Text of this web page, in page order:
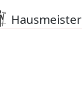
Hausmeister